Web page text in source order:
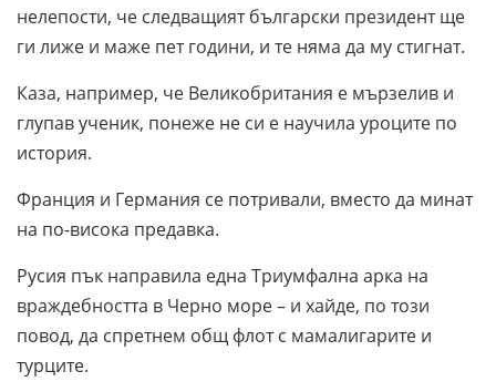
нелепости, че следващият български президент ще
ги лиже и маже пет години, и те няма да му стигнат.
Каза, например, че Великобритания е мързелив и
глупав ученик, понеже не си е научила уроците по
история.
Франция и Германия се потривали, вместо да минат
на по-висока предавка.
Русия пък направила една Триумфална арка на
враждебността в Черно море – и хайде, по този
повод, да спретнем общ флот с мамалигарите и
турците.